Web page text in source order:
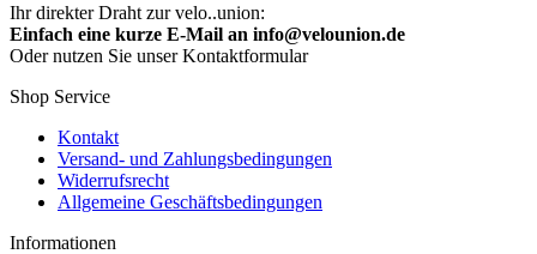
Ihr direkter Draht zur velo..union:
Einfach eine kurze E-Mail an info@velounion.de
Oder nutzen Sie unser Kontaktformular
Shop Service
Kontakt
Versand- und Zahlungsbedingungen
Widerrufsrecht
Allgemeine Geschäftsbedingungen
Informationen